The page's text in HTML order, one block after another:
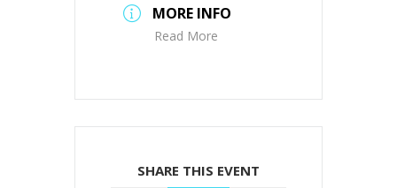
MORE INFO
Read More
SHARE THIS EVENT